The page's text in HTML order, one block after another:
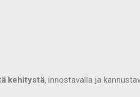
kehitystä, innostavalla ja